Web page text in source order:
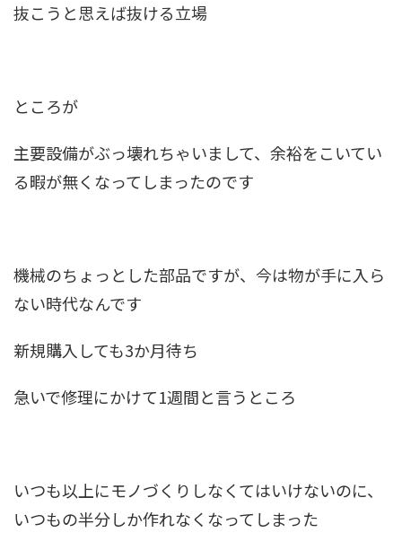
抜こうと思えば抜ける立場
ところが
主要設備がぶっ壊れちゃいまして、余裕をこいてい
る暇が無くなってしまったのです
機械のちょっとした部品ですが、今は物が手に入ら
ない時代なんです
新規購入しても3か月待ち
急いで修理にかけて1週間と言うところ
いつも以上にモノづくりしなくてはいけないのに、
いつもの半分しか作れなくなってしまった